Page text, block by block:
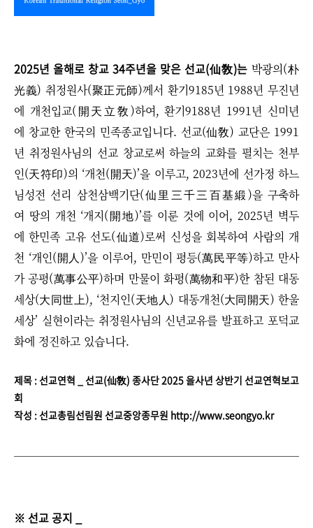
2025년 올해로 창교 34주년을 맞은 선교(仙敎)는 박광의(朴
光義) 취정원사(聚正元師)께서 환기9185년 1988년 무진년
에 개천입교(開天立敎)하여, 환기9188년 1991년 신미년
에 창교한 한국의 민족종교입니다. 선교(仙敎) 교단은 1991
년 취정원사님의 선교 창교로써 하늘의 교화를 펼치는 천부
인(天符印)의 ‘개천(開天)’을 이루고, 2023년에 선가정 하느
님성전 선리 삼천삼백기단(仙里三千三百基緞)을 구축하
여 땅의 개천 ‘개지(開地)’를 이룬 것에 이어, 2025년 벽두
에 한민족 고유 선도(仙道)로써 신성을 회복하여 사람의 개
천 ‘개인(開人)’을 이루어, 만민이 평등(萬民平等)하고 만사
가 공평(萬事公平)하며 만물이 화평(萬物和平)한 참된 대동
세상(大同世上), ‘천지인(天地人) 대동개천(大同開天) 한울
세상’ 실현이라는 취정원사님의 신년교유를 발표하고 포덕교
화에 정진하고 있습니다.
제목 :선교연혁 _ 선교(仙敎) 종사단 2025 을사년 상반기 선교연혁보고
회
작성 : 선교총림선림원 선교중앙종무원 http://www.seongyo.kr
※ 선교 공지 _